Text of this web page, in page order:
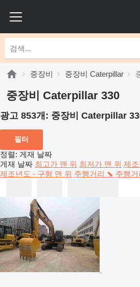
중장비 중장비 Caterpillar
중장비 Caterpillar 330
광고 853개: 중장비 Caterpillar
필터
정렬: 게재 날짜
게재 날짜 최고가 맨 위 최저가 맨 위 제
제조년도 - 구형 맨 위 주행거리 ⬊ 주행